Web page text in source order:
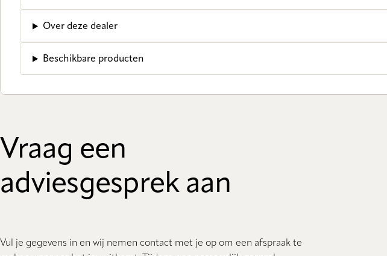
Over deze dealer
Beschikbare producten
Vraag een
adviesgesprek aan
Vul je gegevens in en wij nemen contact met je op om een afspraak te